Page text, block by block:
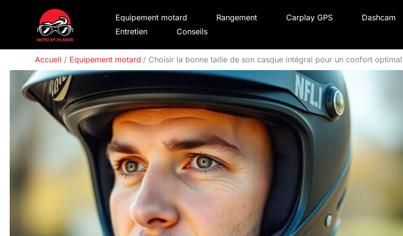
Equipement motard Rangement Carplay GPS Dashcam
Entretien
Conseils
Accueil Equipement motard Choisir la bonne taille de son casque intégral pour un confort optimal